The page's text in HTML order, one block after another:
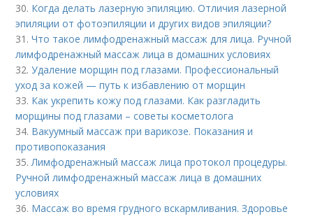
30. Когда делать лазерную эпиляцию. Отличия лазерной
эпиляции от фотоэпиляции и других видов эпиляции?
31.Что такое лимфодренажный массаж для лица. Ручной
лимфодренажный массаж лица в домашних условиях
32.Удаление морщин под глазами. Профессиональный
уход за кожей — путь к избавлению от морщин
33. Как укрепить кожу под глазами. Как разгладить
морщины под глазами – советы косметолога
34. Вакуумный массаж при варикозе. Показания и
противопоказания
35.Лимфодренажный массаж лица протокол процедуры.
Ручной лимфодренажный массаж лица в домашних
условиях
36. Массаж во время грудного вскармливания. Здоровье